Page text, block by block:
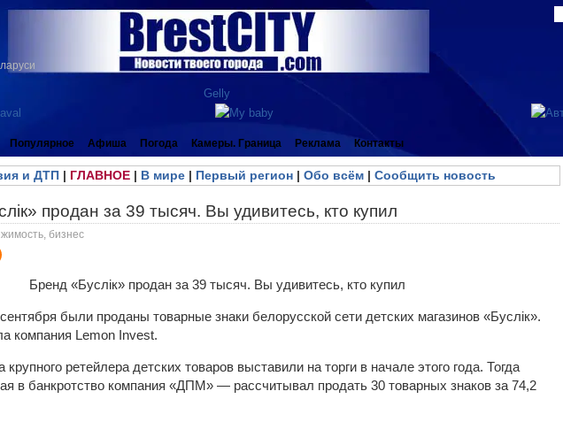
Популярное Афиша Погода Камеры. Граница Реклама Контакты
и ДТП| ГЛАВНОЕ| В мире| Первый регион| Обо всём| Сообщить новость
продан за 39 тысяч. Вы удивитесь, кто купил
бизнес
были проданы товарные знаки белорусской сети детских магазинов «Буслік».
компания Lemon Invest.
крупного ретейлера детских товаров выставили на торги в начале этого года. Тогда
в банкротство компания «ДПМ» — рассчитывал продать 30 товарных знаков за 74,2